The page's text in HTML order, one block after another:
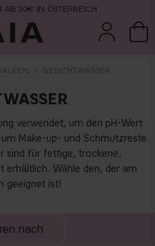
AB 30€ IN ÖSTERREICH
GESICHTWASSER
verwendet, um den pH-Wert
Make-up- und Schmutzreste
sind für fettige, trockene,
erhältlich. Wähle den, der am
geeignet ist!
nach